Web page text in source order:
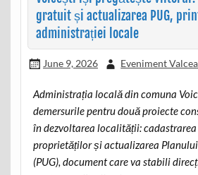
gratuit și actualizarea PUG,
administrației locale
June 9, 2026 Eveniment
Administrația locală din comuna
demersurile pentru două proiecte
în dezvoltarea localității:
proprietăților și actualizarea
(PUG), document care va stabili